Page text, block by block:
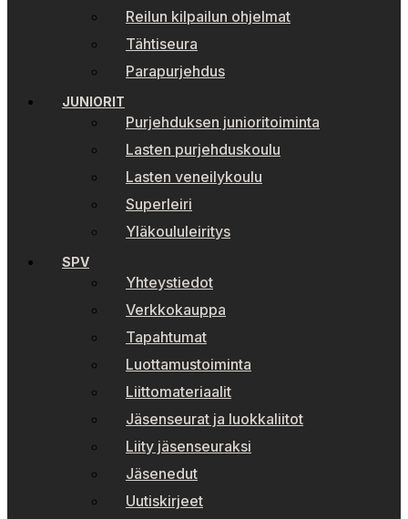
Reilun kilpailun ohjelmat
Tähtiseura
Parapurjehdus
JUNIORIT
Purjehduksen junioritoiminta
Lasten purjehduskoulu
Lasten veneilykoulu
Superleiri
Yläkoululeiritys
SPV
Yhteystiedot
Verkkokauppa
Tapahtumat
Luottamustoiminta
Liittomateriaalit
Jäsenseurat ja luokkaliitot
Liity jäsenseuraksi
Jäsenedut
Uutiskirjeet